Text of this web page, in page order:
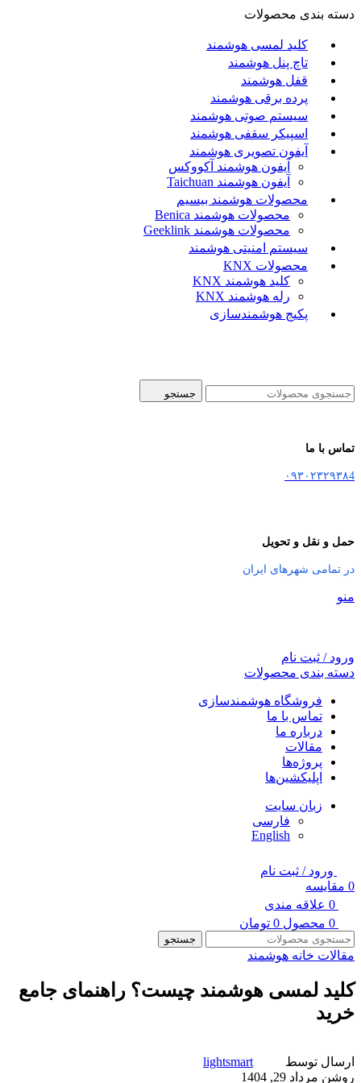
دسته بندی محصولات
کلید لمسی هوشمند
تاچ پنل هوشمند
قفل هوشمند
پرده برقی هوشمند
سیستم صوتی هوشمند
اسپیکر سقفی هوشمند
آیفون تصویری هوشمند
آيفون هوشمند آکووکس
آیفون هوشمند Taichuan
محصولات هوشمند بیسیم
محصولات هوشمند Benica
محصولات هوشمند Geeklink
سیستم امنیتی هوشمند
محصولات KNX
کلید هوشمند KNX
رله هوشمند KNX
پکیج هوشمندسازی
جستجو
تماس با ما
۰۹۳۰۲۳۲۹۳۸4
حمل و نقل و تحویل
در تمامی شهرهای ایران
منو
ورود / ثبت نام
دسته بندی محصولات
فروشگاه هوشمندسازی
تماس با ما
درباره ما
مقالات
پروژه‌ها
اپلیکشین‌ها
زبان سایت
فارسی
English
ورود / ثبت نام
0 مقایسه
0 علاقه مندی
0 محصول 0 تومان
جستجو
مقالات خانه هوشمند
کلید لمسی هوشمند چیست؟ راهنمای جامع
خرید
ارسال توسط
lightsmart
روشن مرداد 29, 1404